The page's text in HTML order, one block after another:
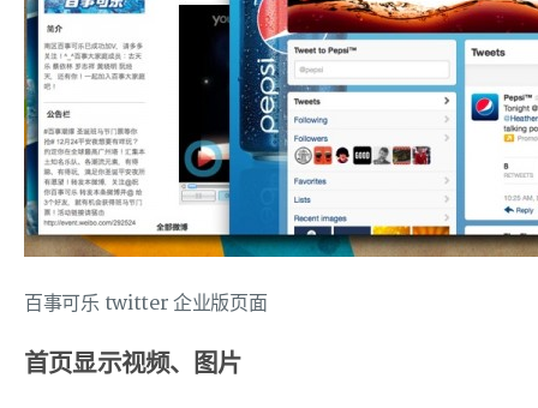
百事可乐 twitter 企业版页面
首页显示视频、图片